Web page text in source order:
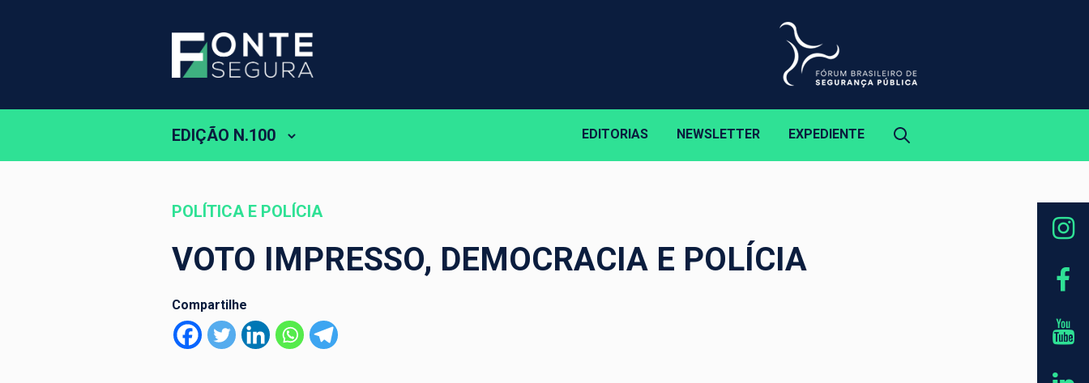
EDIÇÃO N.100 EDITORIAS NEWSLETTER EXPEDIENTE
POLÍTICA E POLÍCIA
VOTO IMPRESSO, DEMOCRACIA E POLÍCIA
Compartilhe